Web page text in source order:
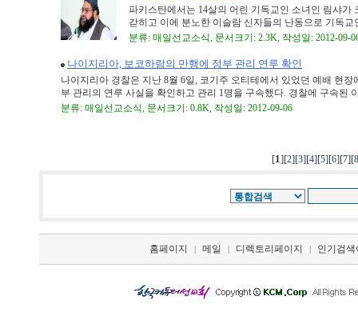
파키스탄에서는 14살의 어린 기독교인 소녀인 림샤
갇히고 이에 분노한 이슬람 신자들의 난동으로 기독
분류: 매일선교소식, 문서크기: 2.3K, 작성일: 2012-09-
나이지리아, 보코하람의 만행에 정부 관리 연루 확인
나이지리아 경찰은 지난 8월 6일, 코기주 오티테에서 있었던 예배 현
부 관리의 연루 사실을 확인하고 관리 1명을 구속했다. 경찰에 구속된
분류: 매일선교소식, 문서크기: 0.8K, 작성일: 2012-09-06
[1][2][3][4][5][6][7][8
홈페이지 | 메일 | 디렉토리페이지 | 인기검색